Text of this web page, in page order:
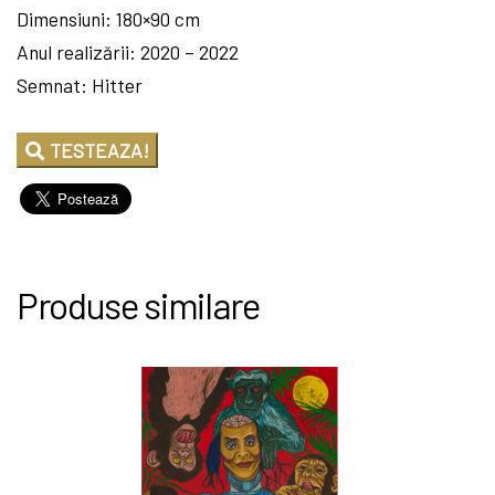
Dimensiuni: 180×90 cm
Anul realizării: 2020 – 2022
Semnat: Hitter
TESTEAZA!
Produse similare